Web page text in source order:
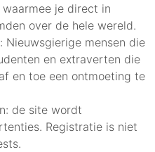
je direct in
over de hele wereld.
Nieuwsgierige mensen die
en extraverten die
en toe een ontmoeting te
de site wordt
Registratie is niet